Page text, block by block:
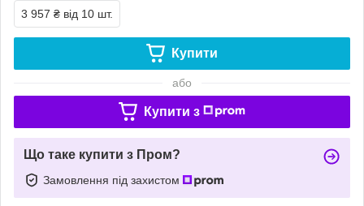
3 957 ₴ від 10 шт.
Купити
або
Купити з
Що таке купити з Пром?
Замовлення під захистом